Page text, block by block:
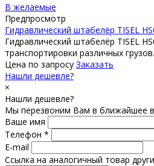
В желаемые
Предпросмотр
Гидравлический штабелёр TISEL
Гидравлический штабелёр TISEL
транспортировки различных грузов.
Цена по запросу Заказать
Нашли дешевле?
×
Нашли дешевле?
Мы перезвоним Вам в ближайшее
Ваше имя
Телефон *
E-mail
Ссылка на аналогичный товар